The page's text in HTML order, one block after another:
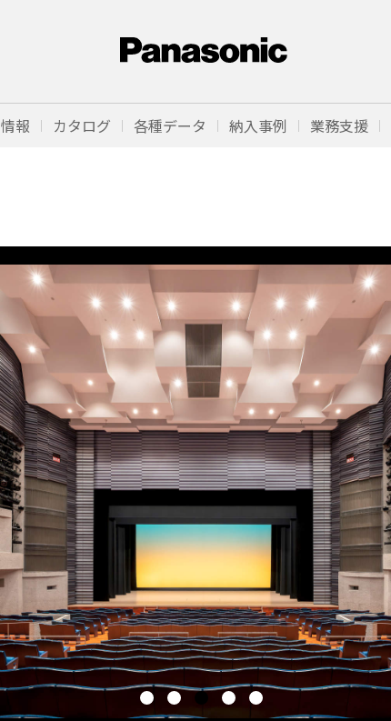
報 カタログ 各種データ 納入事例 業務支援